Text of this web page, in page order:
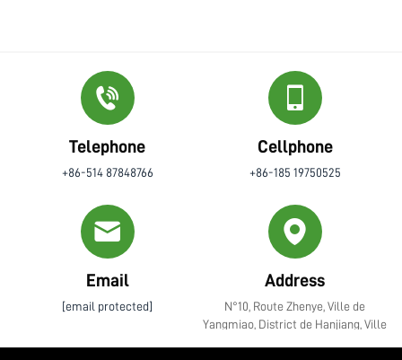
Telephone
+86-514 87848766
Cellphone
+86-185 19750525
Email
[email protected]
Address
N°10, Route Zhenye, Ville de
Yangmiao, District de Hanjiang, Ville